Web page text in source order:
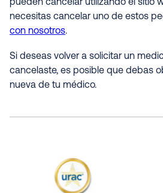
pueden cancelar utilizando el sitio
necesitas cancelar uno de estos
con nosotros.
Si deseas volver a solicitar un
cancelaste, es posible que debas
nueva de tu médico.